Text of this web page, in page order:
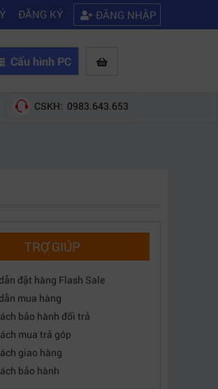
kết nối được wifi|Kinh nghiệm chọn mua
ĐĂNG KÝ ĐĂNG NHẬP
Cấu hình PC
CSKH: 0983.643.653
TRỢ GIÚP
đặt hàng Flash Sale
mua hàng
bảo hành đổi trả
mua trả góp
giao hàng
bảo hành